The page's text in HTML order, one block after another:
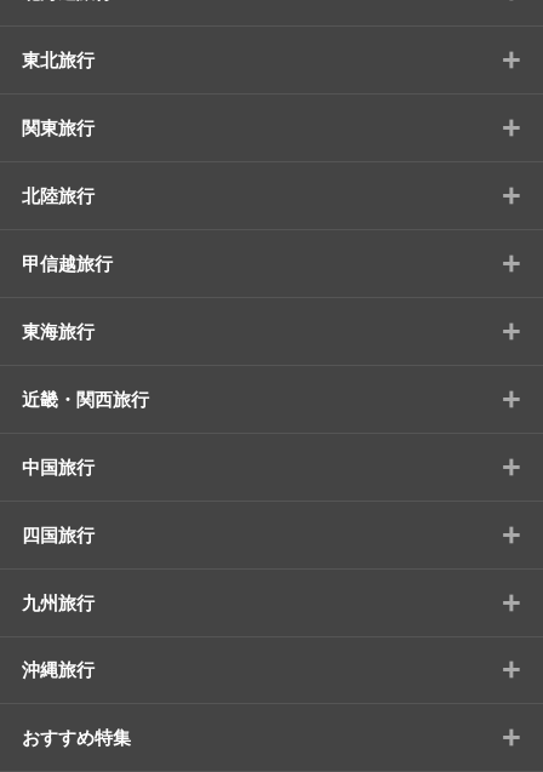
東北旅行 +
関東旅行 +
北陸旅行 +
甲信越旅行 +
東海旅行 +
近畿・関西旅行 +
中国旅行 +
四国旅行 +
九州旅行 +
沖縄旅行 +
おすすめ特集 +